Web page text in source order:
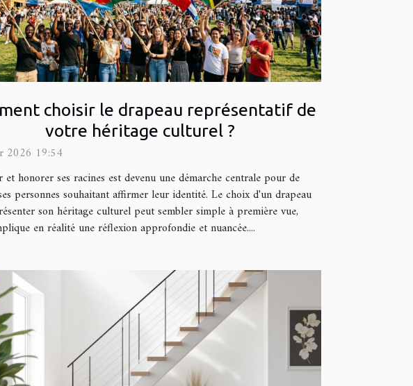
choisir le drapeau représentatif de
votre héritage culturel ?
2026 19:54
honorer ses racines est devenu une démarche centrale pour de
personnes souhaitant affirmer leur identité. Le choix d'un drapeau
son héritage culturel peut sembler simple à première vue,
en réalité une réflexion approfondie et nuancée....